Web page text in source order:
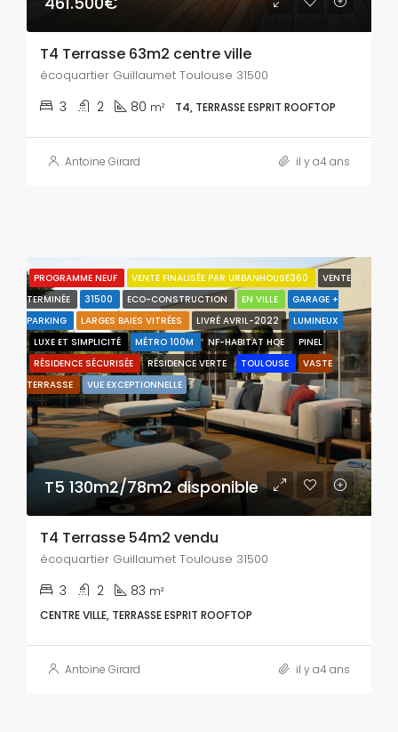
T4 Terrasse 63m2 centre ville
écoquartier Guillaumet Toulouse 31500
3 2 80 m² T4, TERRASSE ESPRIT ROOFTOP
Antoine Girard il y a4 ans
PROGRAMME NEUF VENTE FINALISÉE PAR URBANHOUSE360
VENTE
TERMINÉE
31500 ECO-CONSTRUCTION EN VILLE
GARAGE +
PARKING
LARGES BAIES VITRÉES LIVRÉ AVRIL-2022
LUMINEUX
LUXE ET SIMPLICITÉ
MÉTRO 100M NF-HABITAT HQE
PINEL
RÉSIDENCE SÉCURISÉE
RÉSIDENCE VERTE TOULOUSE
VASTE
TERRASSE
VUE EXCEPTIONNELLE
T5 130m2/78m2 disponible
T4 Terrasse 54m2 vendu
écoquartier Guillaumet Toulouse 31500
3 2 83 m²
CENTRE VILLE, TERRASSE ESPRIT ROOFTOP
Antoine Girard il y a4 ans